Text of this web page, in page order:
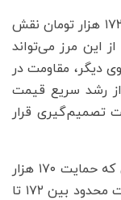
تحلیلگران بازار معتقدند که محدوده ۱۷۰ تا ۱۷۲ هزار تومان نقش
این مرز می‌تواند
دیگر، مقاومت در
۵۰۰ تومان مانع از رشد سریع قیمت
تصمیم‌گیری قرار
بر اساس پیش‌بینی کارشناسان، در صورتی که حمایت ۱۷۰ هزار
تومان حفظ شود، قیمت می‌تواند با نوسانات محدود بین ۱۷۲ تا